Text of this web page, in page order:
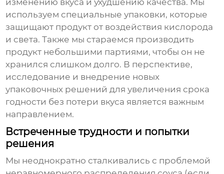
изменению вкуса и ухудшению качества. Мы
используем специальные упаковки, которые
защищают продукт от воздействия кислорода
и света. Также мы стараемся производить
продукт небольшими партиями, чтобы он не
хранился слишком долго. В перспективе,
исследование и внедрение новых
упаковочных решений для увеличения срока
годности без потери вкуса является важным
направлением.
Встреченные трудности и попытки
решения
Мы неоднократно сталкивались с проблемой